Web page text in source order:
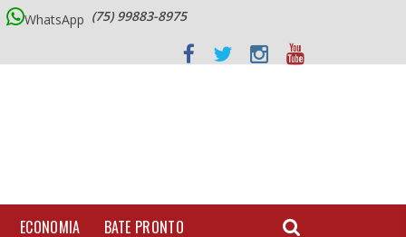
WhatsApp (75) 99883-8975
ECONOMIA BATE PRONTO